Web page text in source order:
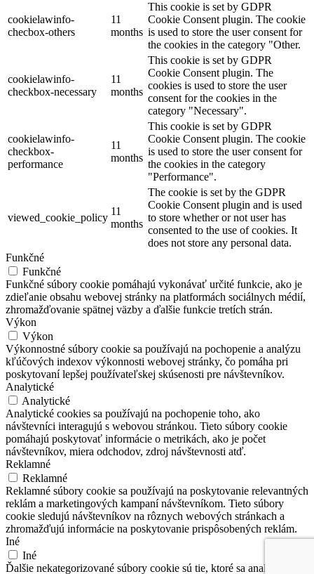
cookielawinfo-
checbox-others
11
months
This cookie is set by GDPR
Cookie Consent plugin. The cookie
is used to store the user consent for
the cookies in the category "Other.
cookielawinfo-
checkbox-necessary
11
months
This cookie is set by GDPR
Cookie Consent plugin. The
cookies is used to store the user
consent for the cookies in the
category "Necessary".
cookielawinfo-
checkbox-
performance
11
months
This cookie is set by GDPR
Cookie Consent plugin. The cookie
is used to store the user consent for
the cookies in the category
"Performance".
viewed_cookie_policy
11
months
The cookie is set by the GDPR
Cookie Consent plugin and is used
to store whether or not user has
consented to the use of cookies. It
does not store any personal data.
Funkčné
Funkčné
Funkčné súbory cookie pomáhajú vykonávať určité funkcie, ako je
zdieľanie obsahu webovej stránky na platformách sociálnych médií,
zhromažďovanie spätnej väzby a ďalšie funkcie tretích strán.
Výkon
Výkon
Výkonnostné súbory cookie sa používajú na pochopenie a analýzu
kľúčových indexov výkonnosti webovej stránky, čo pomáha pri
poskytovaní lepšej používateľskej skúsenosti pre návštevníkov.
Analytické
Analytické
Analytické cookies sa používajú na pochopenie toho, ako
návštevníci interagujú s webovou stránkou. Tieto súbory cookie
pomáhajú poskytovať informácie o metrikách, ako je počet
návštevníkov, miera odchodov, zdroj návštevnosti atď.
Reklamné
Reklamné
Reklamné súbory cookie sa používajú na poskytovanie relevantných
reklám a marketingových kampaní návštevníkom. Tieto súbory
cookie sledujú návštevníkov na rôznych webových stránkach a
zhromažďujú informácie na poskytovanie prispôsobených reklám.
Iné
Iné
Ďalšie nekategorizované súbory cookie sú tie, ktoré sa analyzujú a